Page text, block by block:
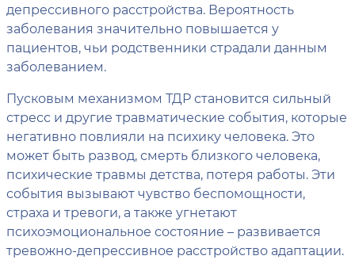
депрессивного расстройства. Вероятность
заболевания значительно повышается у
пациентов, чьи родственники страдали данным
заболеванием.
Пусковым механизмом ТДР становится сильный
стресс и другие травматические события, которые
негативно повлияли на психику человека. Это
может быть развод, смерть близкого человека,
психические травмы детства, потеря работы. Эти
события вызывают чувство беспомощности,
страха и тревоги, а также угнетают
психоэмоциональное состояние – развивается
тревожно-депрессивное расстройство адаптации.